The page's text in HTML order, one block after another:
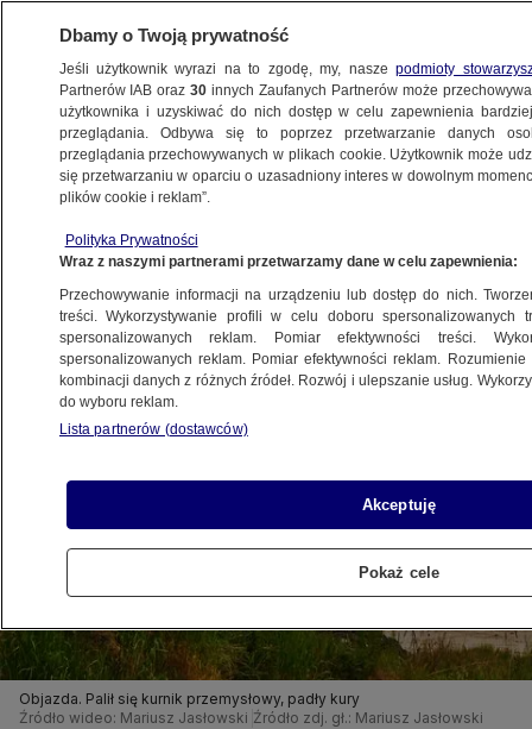
TRÓJMIASTO
14.05.2025, 18:47
Posłuchaj artykułu
Czyta lektor AI
Objazda. Palił się kurnik przemysłowy, padły kury
Źródło wideo: Mariusz Jasłowski Źródło zdj. gł.: Mariusz Jasłowski
Dbamy o Twoją prywatność
Jeśli użytkownik wyrazi na to zgodę, my, naszepodmioty
Partnerów IAB oraz30 innych Zaufanych Partnerów może
użytkownika i uzyskiwać do nich dostęp w celu zapewnienia
przeglądania. Odbywa się to poprzez przetwarzanie danych
przeglądania przechowywanych w plikach cookie. Użytkownik może
się przetwarzaniu w oparciu o uzasadniony interes w dowolnym
plików cookie i reklam”.
Polityka Prywatności
Wraz z naszymi partnerami przetwarzamy dane w celu zapewnienia:
Przechowywanie informacji na urządzeniu lub dostęp do nich.
treści. Wykorzystywanie profili w celu doboru spersonalizowanych
spersonalizowanych reklam. Pomiar efektywności treści.
spersonalizowanych reklam. Pomiar efektywności reklam.
kombinacji danych z różnych źródeł. Rozwój i ulepszanie usług.
do wyboru reklam.
Lista partnerów (dostawców)
Akceptuję
Pokaż cele